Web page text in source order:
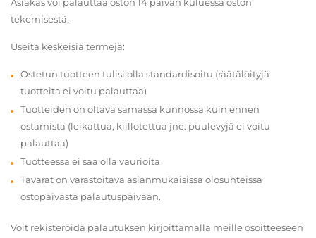
tekemisestä.
Useita keskeisiä termejä:
Ostetun tuotteen tulisi olla standardisoitu (räätälöityjä
tuotteita ei voitu palauttaa)
Tuotteiden on oltava samassa kunnossa kuin ennen
ostamista (leikattua, kiillotettua jne. puulevyjä ei voitu
palauttaa)
Tuotteessa ei saa olla vaurioita
Tavarat on varastoitava asianmukaisissa olosuhteissa
ostopäivästä palautuspäivään.
Voit rekisteröidä palautuksen kirjoittamalla meille osoitteeseen